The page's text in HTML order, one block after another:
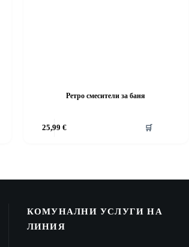
Ретро смесители за баня
25,99 € 🛒
КОМУНАЛНИ УСЛУГИ НА
ЛИНИЯ